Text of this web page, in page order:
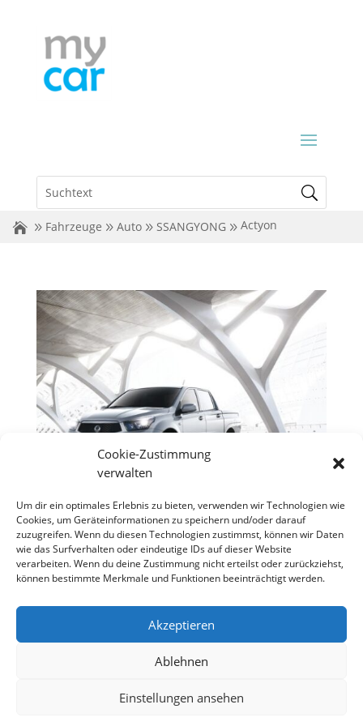
Cookie-Zustimmung
verwalten
Um dir ein optimales Erlebnis zu bieten, verwenden wir Technologien wie
Cookies, um Geräteinformationen zu speichern und/oder darauf
zuzugreifen. Wenn du diesen Technologien zustimmst, können wir Daten
wie das Surfverhalten oder eindeutige IDs auf dieser Website
verarbeiten. Wenn du deine Zustimmung nicht erteilst oder zurückziehst,
können bestimmte Merkmale und Funktionen beeinträchtigt werden.
Akzeptieren
Ablehnen
Einstellungen ansehen
Fahrzeuge Auto SSANGYONG Actyon
NEU! Fernostangriff:SSANGYONG ACTYON
SPORT & KYRON
Entsprechend groß ist die Nachfrage und –
selbstverständlich für die asiatischen Mitbewerber
Ausnahme, obwohl man als reiner Anbieter von
Allradmodellen etwas beschränkt in der
Modellpalette ist. Dafür bot man mit dem Actyon...